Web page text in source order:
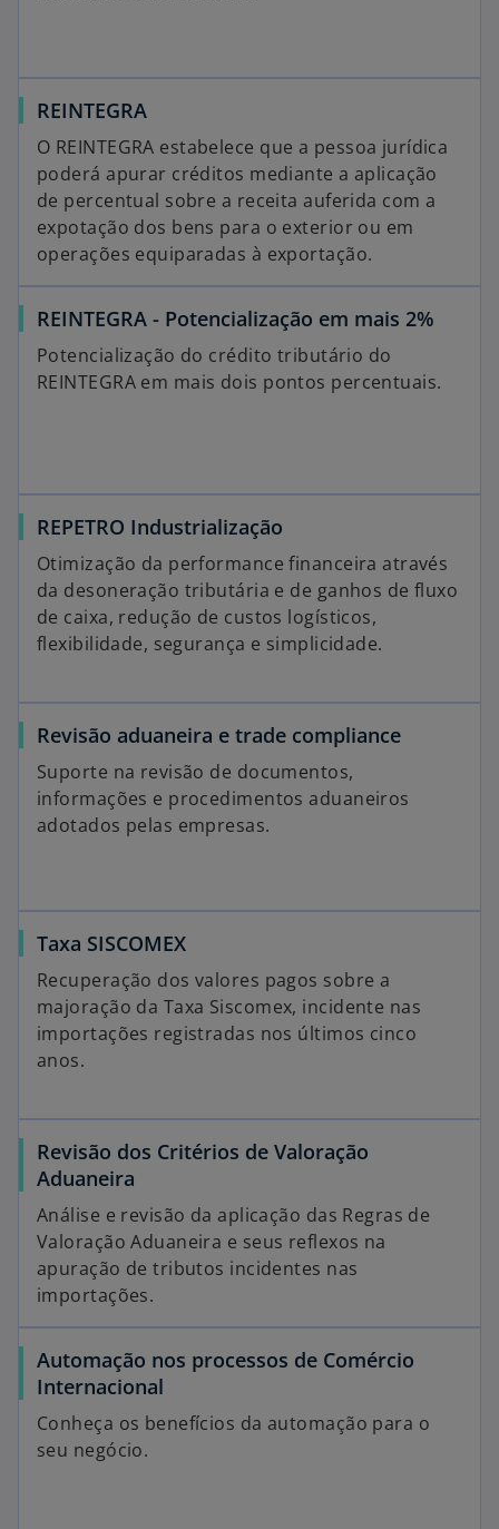
REINTEGRA
O REINTEGRA estabelece que a pessoa jurídica
poderá apurar créditos mediante a aplicação
de percentual sobre a receita auferida com a
expotação dos bens para o exterior ou em
operações equiparadas à exportação.
REINTEGRA - Potencialização em mais 2%
Potencialização do crédito tributário do
REINTEGRA em mais dois pontos percentuais.
REPETRO Industrialização
Otimização da performance financeira através
da desoneração tributária e de ganhos de fluxo
de caixa, redução de custos logísticos,
flexibilidade, segurança e simplicidade.
Revisão aduaneira e trade compliance
Suporte na revisão de documentos,
informações e procedimentos aduaneiros
adotados pelas empresas.
Taxa SISCOMEX
Recuperação dos valores pagos sobre a
majoração da Taxa Siscomex, incidente nas
importações registradas nos últimos cinco
anos.
Revisão dos Critérios de Valoração
Aduaneira
Análise e revisão da aplicação das Regras de
Valoração Aduaneira e seus reflexos na
apuração de tributos incidentes nas
importações.
Automação nos processos de Comércio
Internacional
Conheça os benefícios da automação para o
seu negócio.